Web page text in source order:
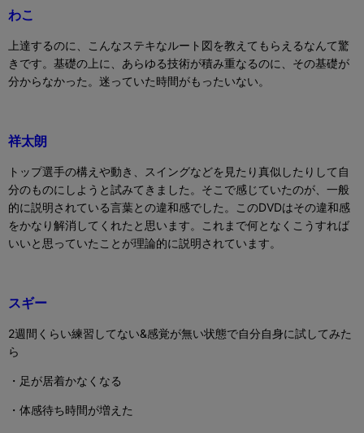
わこ
上達するのに、こんなステキなルート図を教えてもらえるなんて驚
きです。基礎の上に、あらゆる技術が積み重なるのに、その基礎が
分からなかった。迷っていた時間がもったいない。
祥太朗
トップ選手の構えや動き、スイングなどを見たり真似したりして自
分のものにしようと試みてきました。そこで感じていたのが、一般
的に説明されている言葉との違和感でした。このDVDはその違和感
をかなり解消してくれたと思います。これまで何となくこうすれば
いいと思っていたことが理論的に説明されています。
スギー
2週間くらい練習してない&感覚が無い状態で自分自身に試してみた
ら
・足が居着かなくなる
・体感待ち時間が増えた